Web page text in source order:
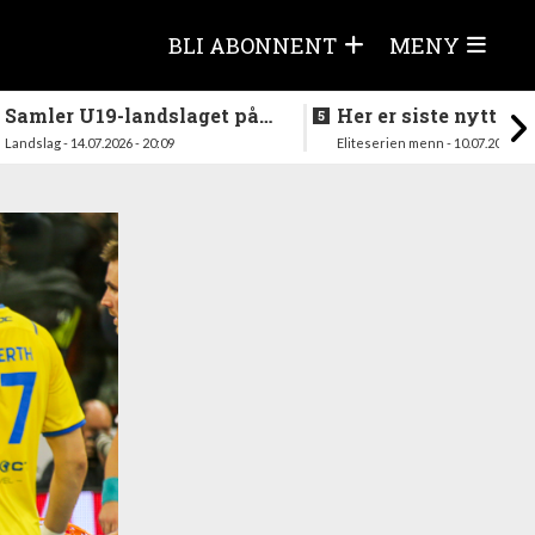
BLI ABONNENT MENY
Samler U19-landslaget på
nytt i august
Landslag - 14.07.2026 - 20:09
Her er siste nytt
season
Eliteserien menn - 10.07.2026 -